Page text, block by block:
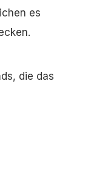
es
die das